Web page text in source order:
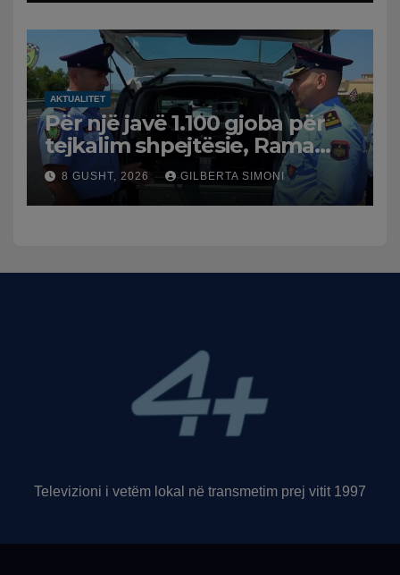
AKTUALITET
Për një javë 1.100 gjoba për
tejkalim shpejtësie, Rama
publikon videon: Kamerat e
trafikut së shpejti në
funksion
8 GUSHT, 2026 GILBERTA SIMONI
Televizioni i vetëm lokal në transmetim prej vitit 1997